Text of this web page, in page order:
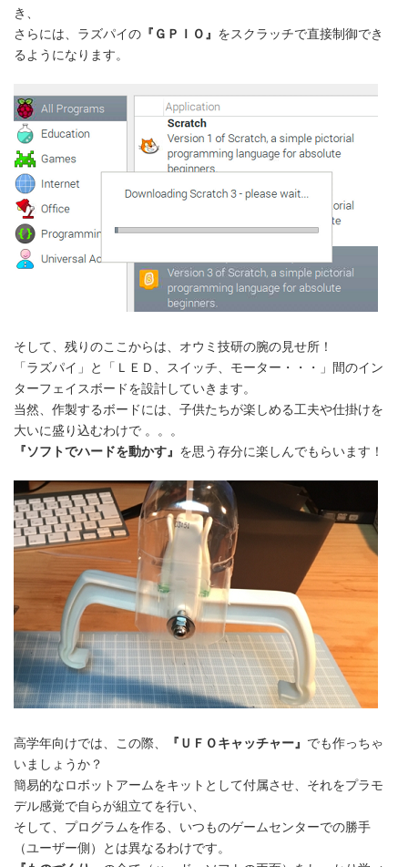
き、
さらには、ラズパイの 『ＧＰＩＯ』 をスクラッチで直接制御でき
るようになります。
そして、残りのここからは、オウミ技研の腕の見せ所！
「ラズパイ」と「ＬＥＤ、スイッチ、モーター・・・」間のイン
ターフェイスボードを設計していきます。
当然、作製するボードには、子供たちが楽しめる工夫や仕掛けを
大いに盛り込むわけで 。。。
『ソフトでハードを動かす』 を思う存分に楽しんでもらいます！
高学年向けでは、この際、 『ＵＦＯキャッチャー』 でも作っちゃ
いましょうか？
簡易的なロボットアームをキットとして付属させ、それをプラモ
デル感覚で自らが組立てを行い、
そして、プログラムを作る、いつものゲームセンターでの勝手
（ユーザー側）とは異なるわけです。